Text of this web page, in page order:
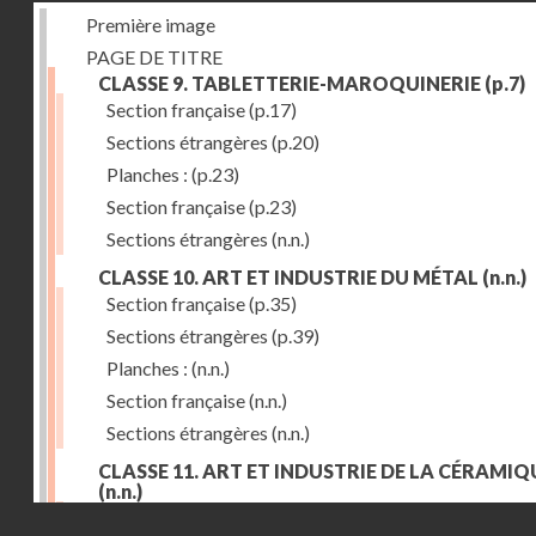
Première image
PAGE DE TITRE
CLASSE 9. TABLETTERIE-MAROQUINERIE (p.7)
Section française(p.17)
Sections étrangères (p.20)
Planches : (p.23)
Section française(p.23)
Sections étrangères (n.n.)
CLASSE 10. ART ET INDUSTRIE DU MÉTAL (n.n.)
Section française(p.35)
Sections étrangères (p.39)
Planches : (n.n.)
Section française(n.n.)
Sections étrangères (n.n.)
CLASSE 11. ART ET INDUSTRIE DE LA
(n.n.)